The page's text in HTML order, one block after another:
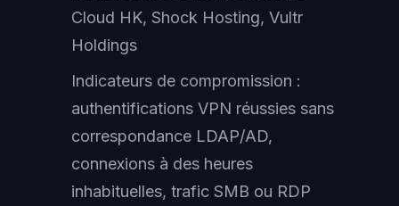
Cloud HK, Shock Hosting, Vultr
Holdings
Indicateurs de compromission :
authentifications VPN réussies sans
correspondance LDAP/AD,
connexions à des heures
inhabituelles, trafic SMB ou RDP